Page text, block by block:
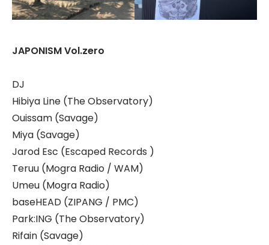
JAPONISM Vol.zero
DJ
Hibiya Line (The Observatory)
Ouissam (Savage)
Miya (Savage)
Jarod Esc (Escaped Records )
Teruu (Mogra Radio / WAM)
Umeu (Mogra Radio)
baseHEAD (ZIPANG / PMC)
Park:ING (The Observatory)
Rifain (Savage)